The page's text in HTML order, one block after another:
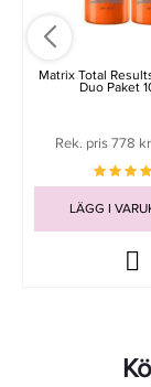
Matrix Total
Duo Paket
Rek. pris 778 kr
LÄGG I